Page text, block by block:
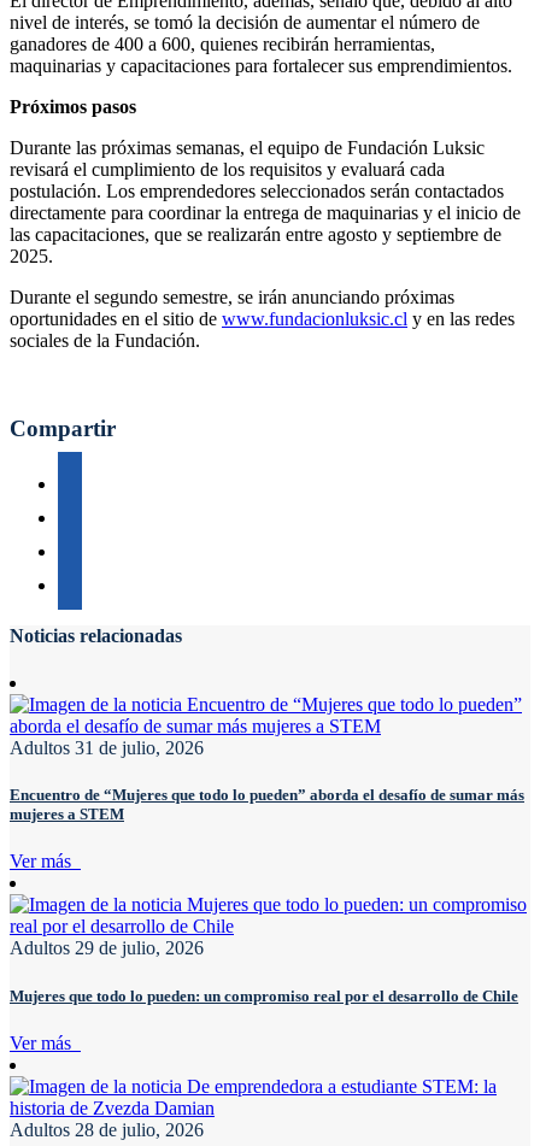
nivel de interés, se tomó la decisión de aumentar el número de
ganadores de 400 a 600, quienes recibirán herramientas,
maquinarias y capacitaciones para fortalecer sus emprendimientos.
Próximos pasos
Durante las próximas semanas, el equipo de Fundación Luksic
revisará el cumplimiento de los requisitos y evaluará cada
postulación. Los emprendedores seleccionados serán contactados
directamente para coordinar la entrega de maquinarias y el inicio de
las capacitaciones, que se realizarán entre agosto y septiembre de
2025.
Durante el segundo semestre, se irán anunciando próximas
oportunidades en el sitio de www.fundacionluksic.cl y en las redes
sociales de la Fundación.
Compartir
Noticias relacionadas
Adultos 31 de julio, 2026
Encuentro de “Mujeres que todo lo pueden” aborda el desafío de sumar más
mujeres a STEM
Ver más
Adultos 29 de julio, 2026
Mujeres que todo lo pueden: un compromiso real por el desarrollo de Chile
Ver más
Adultos 28 de julio, 2026